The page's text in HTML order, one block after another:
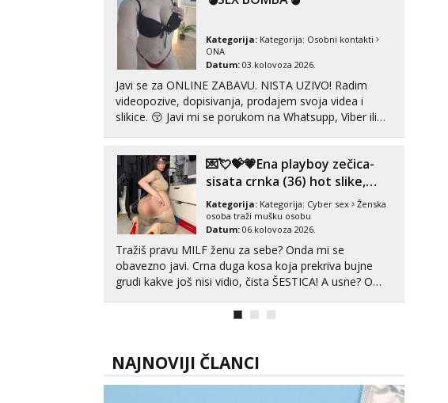
Kategorija: Kategorija: Osobni kontakti
ONA
Datum: 03.kolovoza 2026.
Javi se za ONLINE ZABAVU. NISTA UZIVO! Radim
videopozive, dopisivanja, prodajem svoja videa i
slikice. 😚 Javi mi se porukom na Whatsupp, Viber ili
💌💘💝💗Ena playboy zečica-
sisata crnka (36) hot slike,
videa i c2c💗
Kategorija: Kategorija: Cyber sex
Ženska
osoba traži mušku osobu
Datum: 06.kolovoza 2026.
Tražiš pravu MILF ženu za sebe? Onda mi se
obavezno javi. Crna duga kosa koja prekriva bujne
grudi kakve još nisi vidio, čista ŠESTICA! A usne? O
će ti se urezati u pamćenje, jer vjeruj mi, takve još
NAJNOVIJI ČLANCI